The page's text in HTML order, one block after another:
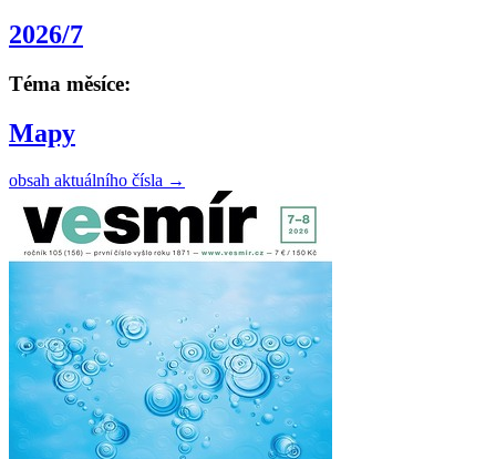
2026/7
Téma měsíce:
Mapy
obsah aktuálního čísla →